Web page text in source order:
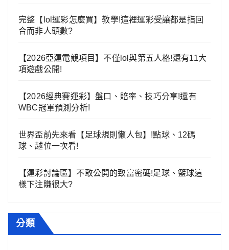
完整【lol運彩怎麼買】教學!這裡運彩受讓都是指回
合而非人頭數?
【2026亞運電競項目】不僅lol與第五人格!還有11大
項遊戲公開!
【2026經典賽運彩】盤口、賠率、技巧分享!還有
WBC冠軍預測分析!
世界盃前先來看【足球規則懶人包】!點球、12碼
球、越位一次看!
【運彩討論區】不敢公開的致富密碼!足球、籃球這
樣下注賺很大?
分類